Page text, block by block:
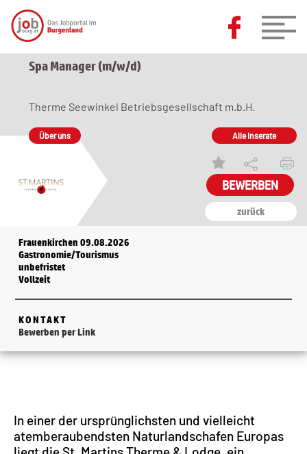
Spa Manager (m/w/d)
zurück
Therme Seewinkel Betriebsgesellschaft m.b.H.
Über uns Alle Inserate
Frauenkirchen 09.08.2026
Gastronomie/Tourismus
unbefristet
Vollzeit
KONTAKT
Bewerben per Link
In einer der ursprünglichsten und vielleicht
atemberaubendsten Naturlandschafen Europas